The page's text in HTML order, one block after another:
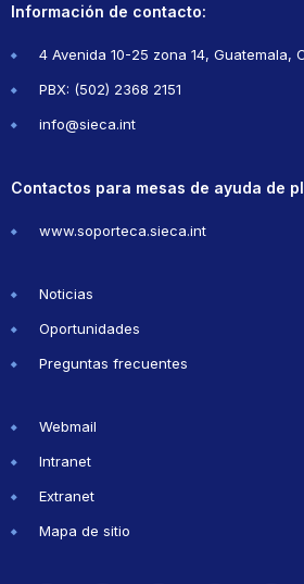
Información de contacto:
4 Avenida 10-25 zona 14, Guatemala,
PBX: (502) 2368 2151
info@sieca.int
Contactos para mesas de ayuda de
www.soporteca.sieca.int
Noticias
Oportunidades
Preguntas frecuentes
Webmail
Intranet
Extranet
Mapa de sitio